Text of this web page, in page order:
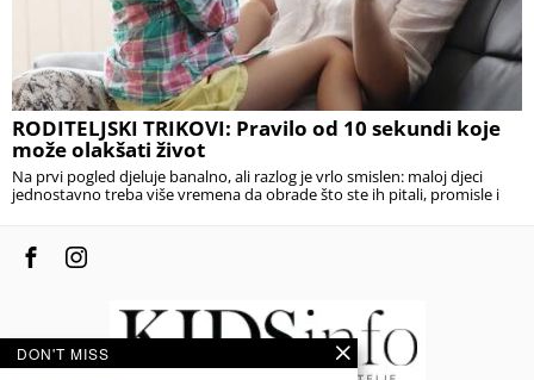
RODITELJSKI TRIKOVI: Pravilo od 10 sekundi koje
može olakšati život
Na prvi pogled djeluje banalno, ali razlog je vrlo smislen: maloj djeci
jednostavno treba više vremena da obrade što ste ih pitali, promisle i
DON'T MISS